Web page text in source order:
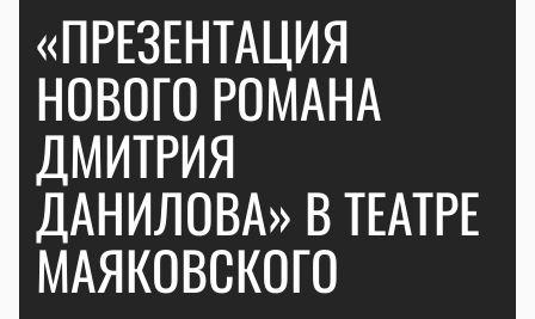
«ПРЕЗЕНТАЦИЯ
НОВОГО РОМАНА
ДМИТРИЯ
ДАНИЛОВА» В ТЕАТРЕ
МАЯКОВСКОГО